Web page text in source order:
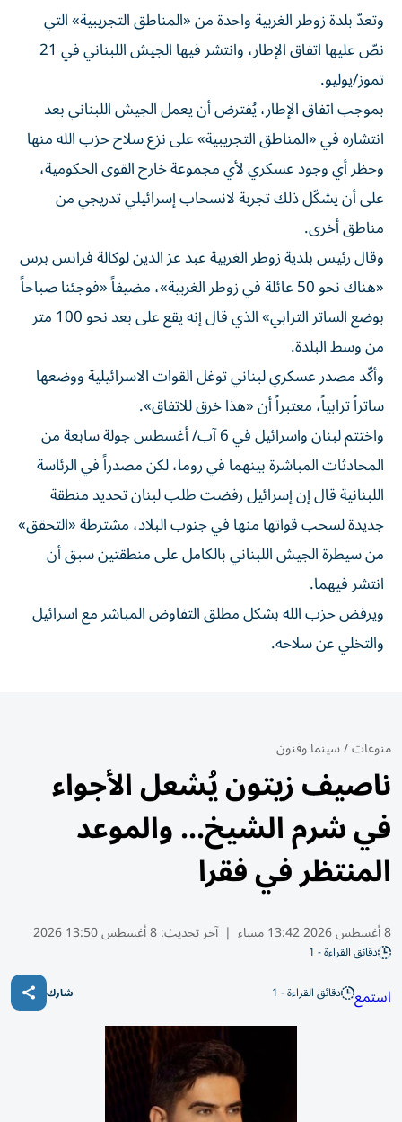
وتعدّ بلدة زوطر الغربية واحدة من «المناطق التجريبية» التي
نصّ عليها اتفاق الإطار، وانتشر فيها الجيش اللبناني في 21
تموز/يوليو.
بموجب اتفاق الإطار، يُفترض أن يعمل الجيش اللبناني بعد
انتشاره في «المناطق التجريبية» على نزع سلاح حزب الله منها
وحظر أي وجود عسكري لأي مجموعة خارج القوى الحكومية،
على أن يشكّل ذلك تجربة لانسحاب إسرائيلي تدريجي من
مناطق أخرى.
وقال رئيس بلدية زوطر الغربية عبد عز الدين لوكالة فرانس برس
«هناك نحو 50 عائلة في زوطر الغربية»، مضيفاً «فوجئنا صباحاً
بوضع الساتر الترابي» الذي قال إنه يقع على بعد نحو 100 متر
من وسط البلدة.
وأكّد مصدر عسكري لبناني توغل القوات الاسرائيلية ووضعها
ساتراً ترابياً، معتبراً أن «هذا خرق للاتفاق».
واختتم لبنان واسرائيل في 6 آب/ أغسطس جولة سابعة من
المحادثات المباشرة بينهما في روما، لكن مصدراً في الرئاسة
اللبنانية قال إن إسرائيل رفضت طلب لبنان تحديد منطقة
جديدة لسحب قواتها منها في جنوب البلاد، مشترطة «التحقق»
من سيطرة الجيش اللبناني بالكامل على منطقتين سبق أن
انتشر فيهما.
ويرفض حزب الله بشكل مطلق التفاوض المباشر مع اسرائيل
والتخلي عن سلاحه.
منوعات/سينما وفنون
ناصيف زيتون يُشعل الأجواء
في شرم الشيخ... والموعد
المنتظر في فقرا
8 أغسطس 2026 13:42 مساء | آخر تحديث:8 أغسطس 13:50 2026
دقائق القراءة - 1
استمع دقائق القراءة - 1 شارك